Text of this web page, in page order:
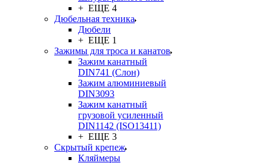
+ ЕЩЕ 4
Дюбельная техника
Дюбели
+ ЕЩЕ 1
Зажимы для троса и канатов
Зажим канатный
DIN741 (Cлон)
Зажим алюминиевый
DIN3093
Зажим канатный
грузовой усиленный
DIN1142 (ISO13411)
+ ЕЩЕ 3
Скрытый крепеж
Кляймеры